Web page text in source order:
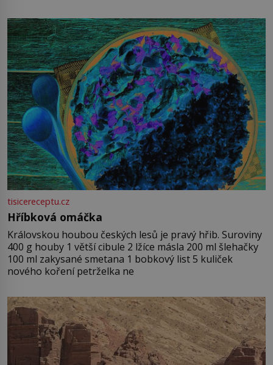
tisicereceptu.cz
Hříbková omáčka
Královskou houbou českých lesů je pravý hřib. Suroviny
400 g houby 1 větší cibule 2 lžíce másla 200 ml šlehačky
100 ml zakysané smetana 1 bobkový list 5 kuliček
nového koření petrželka ne